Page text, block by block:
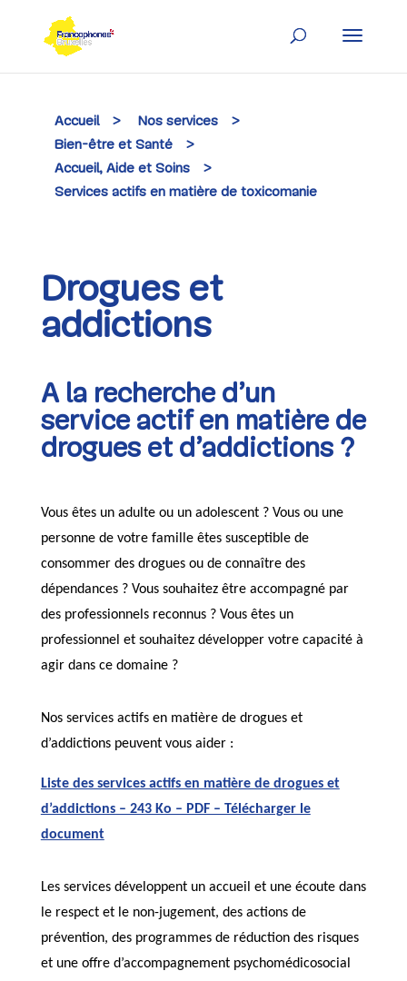
content
Accueil > Nos services
>
Bien-être et Santé
>
Accueil, Aide et Soins
>
Services actifs en matière de toxicomanie
Drogues et
addictions
A la recherche d’un
service actif en matière de
drogues et d’addictions ?
Vous êtes un adulte ou un adolescent ? Vous ou une
personne de votre famille êtes susceptible de
consommer des drogues ou de connaître des
dépendances ? Vous souhaitez être accompagné par
des professionnels reconnus ? Vous êtes un
professionnel et souhaitez développer votre capacité à
agir dans ce domaine ?
Nos services actifs en matière de drogues et
d’addictions peuvent vous aider :
Liste des services actifs en matière de drogues et
d’addictions – 243 Ko – PDF – Télécharger le
document
Les services développent un accueil et une écoute dans
le respect et le non-jugement, des actions de
prévention, des programmes de réduction des risques
et une offre d’accompagnement psychomédicosocial